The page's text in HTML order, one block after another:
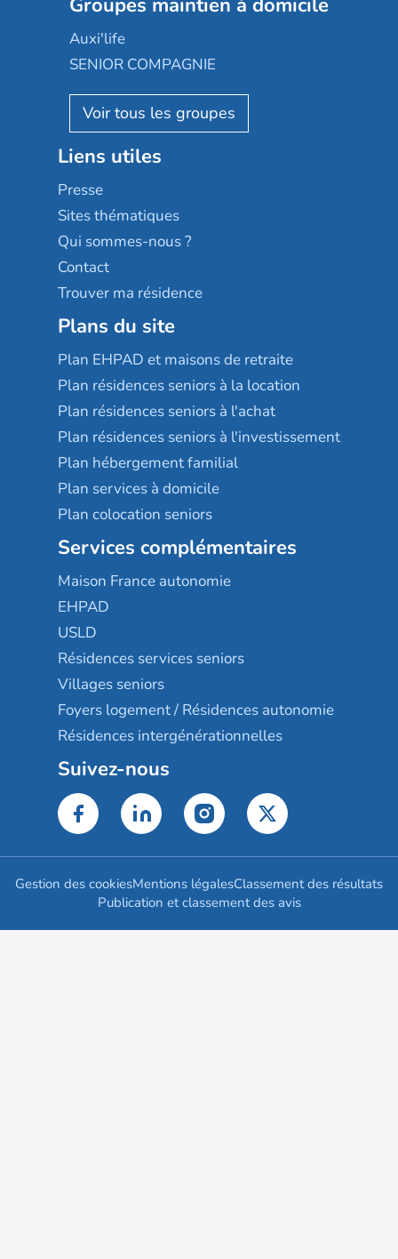
Occitalia
Appartseniors
Reseda
Stella management
Les villages d'or
Sérénys
Résidences services Villa Médicis
Groupe SOS
Le Noble Âge
Almage
Résidalya
Groupe aplus
Groupes maintien à domicile
Auxi'life
SENIOR COMPAGNIE
AGE D'OR Services
Liens utiles
Presse
Sites thématiques
Qui sommes-nous ?
Contact
Trouver ma résidence
Plans du site
Plan EHPAD et maisons de retraite
Plan résidences seniors à la location
Plan résidences seniors à l'achat
Plan résidences seniors à l'investissement
Plan hébergement familial
Plan services à domicile
Plan colocation seniors
Services complémentaires
Maison France autonomie
EHPAD
USLD
Résidences services seniors
Villages seniors
Foyers logement / Résidences autonomie
Résidences intergénérationnelles
Suivez-nous
Gestion des cookiesMentions légalesClassement des résultats
Publication et classement des avis